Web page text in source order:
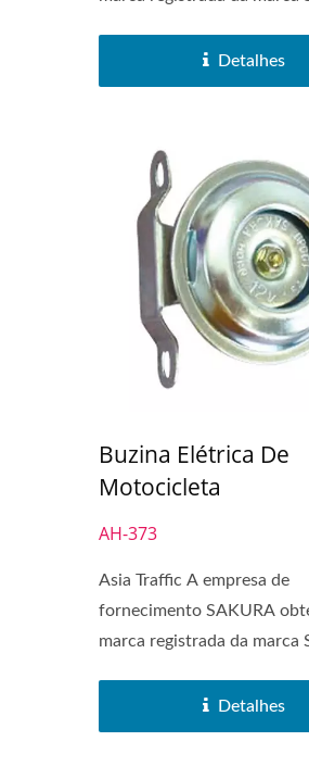
Detalhes
Buzina Elétrica De
Motocicleta
AH-373
Asia Traffic A empresa de
fornecimento SAKURA
marca registrada da marca
Detalhes